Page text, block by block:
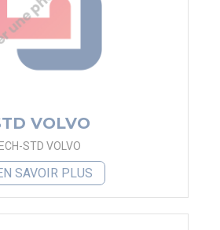
VOLVO
ALT ECH-STD VOLVO
SAVOIR PLUS